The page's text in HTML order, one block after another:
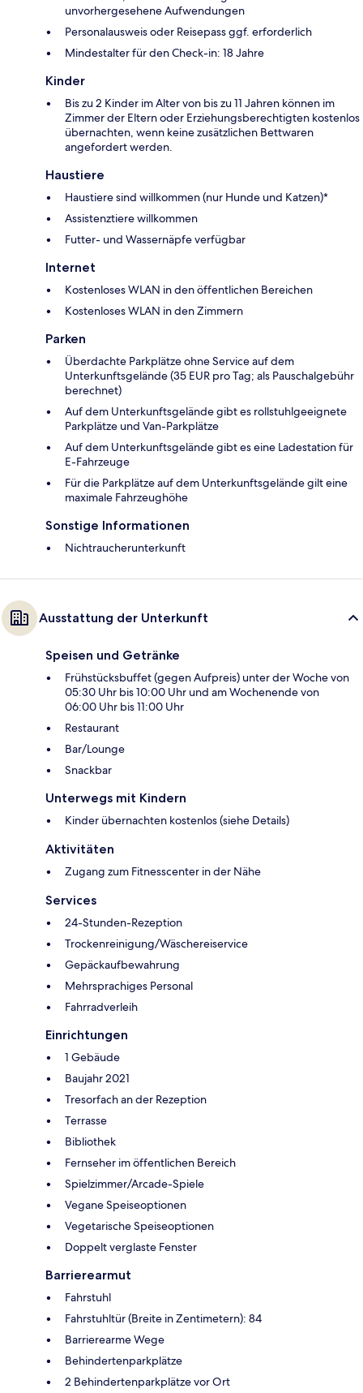
unvorhergesehene Aufwendungen
Personalausweis oder Reisepass ggf. erforderlich
Mindestalter für den Check-in: 18 Jahre
Kinder
Bis zu 2 Kinder im Alter von bis zu 11 Jahren können im
Zimmer der Eltern oder Erziehungsberechtigten kostenlos
übernachten, wenn keine zusätzlichen Bettwaren
angefordert werden.
Haustiere
Haustiere sind willkommen (nur Hunde und Katzen)*
Assistenztiere willkommen
Futter- und Wassernäpfe verfügbar
Internet
Kostenloses WLAN in den öffentlichen Bereichen
Kostenloses WLAN in den Zimmern
Parken
Überdachte Parkplätze ohne Service auf dem
Unterkunftsgelände (35 EUR pro Tag; als Pauschalgebühr
berechnet)
Auf dem Unterkunftsgelände gibt es rollstuhlgeeignete
Parkplätze und Van-Parkplätze
Auf dem Unterkunftsgelände gibt es eine Ladestation für
E-Fahrzeuge
Für die Parkplätze auf dem Unterkunftsgelände gilt eine
maximale Fahrzeughöhe
Sonstige Informationen
Nichtraucherunterkunft
Ausstattung der Unterkunft
Speisen und Getränke
Frühstücksbuffet (gegen Aufpreis) unter der Woche von
05:30 Uhr bis 10:00 Uhr und am Wochenende von
06:00 Uhr bis 11:00 Uhr
Restaurant
Bar/Lounge
Snackbar
Unterwegs mit Kindern
Kinder übernachten kostenlos (siehe Details)
Aktivitäten
Zugang zum Fitnesscenter in der Nähe
Services
24-Stunden-Rezeption
Trockenreinigung/Wäschereiservice
Gepäckaufbewahrung
Mehrsprachiges Personal
Fahrradverleih
Einrichtungen
1 Gebäude
Baujahr 2021
Tresorfach an der Rezeption
Terrasse
Bibliothek
Fernseher im öffentlichen Bereich
Spielzimmer/Arcade-Spiele
Vegane Speiseoptionen
Vegetarische Speiseoptionen
Doppelt verglaste Fenster
Barrierearmut
Fahrstuhl
Fahrstuhltür (Breite in Zentimetern): 84
Barrierearme Wege
Behindertenparkplätze
2 Behindertenparkplätze vor Ort